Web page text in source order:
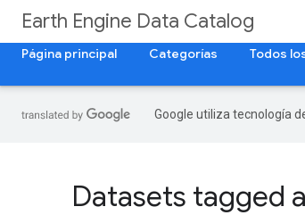
Earth Engine Data Catalog
Página principal
Categorías Todos
Google utiliza tecnología
Datasets tagged